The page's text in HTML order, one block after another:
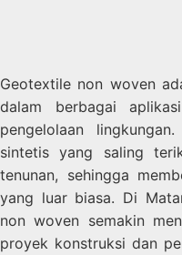
Geotextile non woven
dalam berbagai
pengelolaan
sintetis yang saling
tenunan, sehingga
yang luar biasa. Di
non woven semakin
proyek konstruksi dan